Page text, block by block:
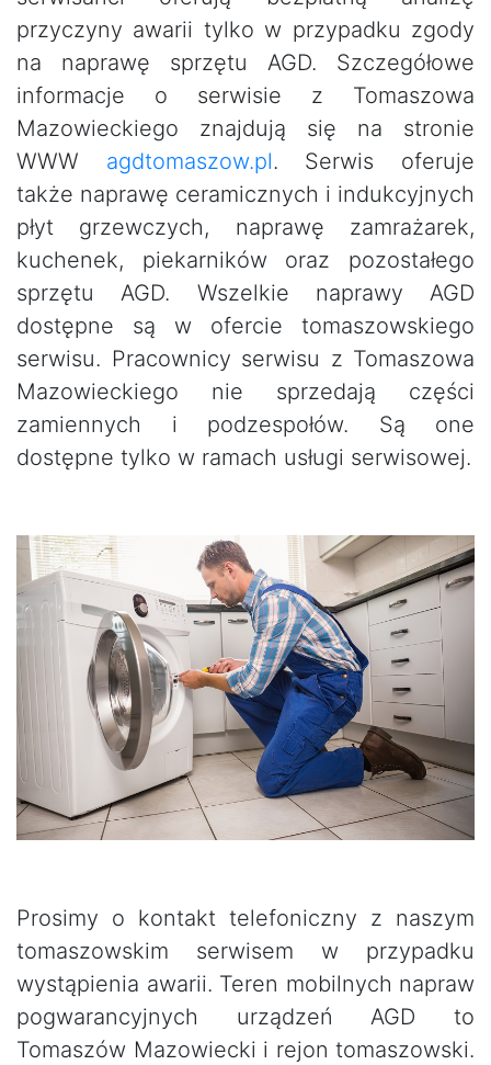
przyczyny awarii tylko w przypadku zgody
na naprawę sprzętu AGD. Szczegółowe
informacje o serwisie z Tomaszowa
Mazowieckiego znajdują się na stronie
WWW agdtomaszow.pl. Serwis oferuje
także naprawę ceramicznych i indukcyjnych
płyt grzewczych, naprawę zamrażarek,
kuchenek, piekarników oraz pozostałego
sprzętu AGD. Wszelkie naprawy AGD
dostępne są w ofercie tomaszowskiego
serwisu. Pracownicy serwisu z Tomaszowa
Mazowieckiego nie sprzedają części
zamiennych i podzespołów. Są one
dostępne tylko w ramach usługi serwisowej.
Prosimy o kontakt telefoniczny z naszym
tomaszowskim serwisem w przypadku
wystąpienia awarii. Teren mobilnych napraw
pogwarancyjnych urządzeń AGD to
Tomaszów Mazowiecki i rejon tomaszowski.